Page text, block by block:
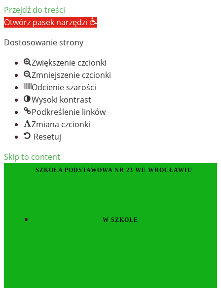
Przejdź do treści
Otwórz pasek narzędzi
Dostosowanie strony
Zwiększenie czcionki
Zmniejszenie czcionki
Odcienie szarości
Wysoki kontrast
Podkreślenie linków
Zmiana czcionki
Resetuj
Skip to content
SZKOŁA PODSTAWOWA NR 23 WE WROCŁAWIU
W SZKOLE